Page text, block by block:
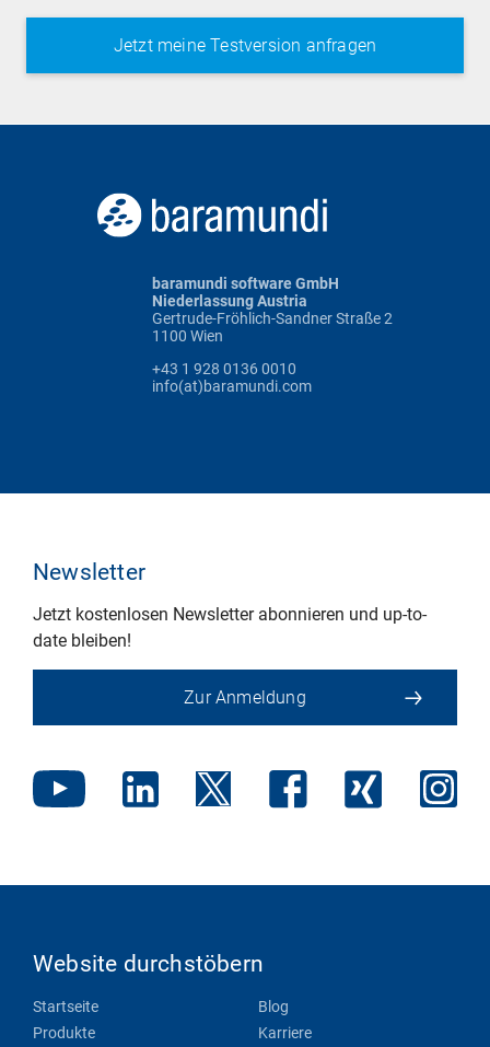
baramundi software GmbH
Niederlassung Austria
Gertrude-Fröhlich-Sandner Straße 2
1100 Wien
+43 1 928 0136 0010
info(at)baramundi.com
Newsletter
Jetzt kostenlosen Newsletter abonnieren und up-to-
date bleiben!
Zur Anmeldung
Website durchstöbern
Startseite
Produkte
Blog
Karriere